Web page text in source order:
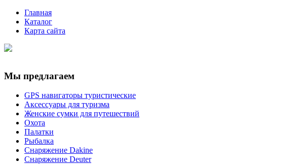
Главная
Каталог
Карта сайта
Мы предлагаем
GPS навигаторы туристические
Аксессуары для туризма
Женские сумки для путешествий
Охота
Палатки
Рыбалка
Снаряжение Dakine
Снаряжение Deuter